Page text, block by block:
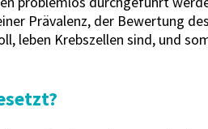
Prävalenz, der Bewertung
leben Krebszellen sind, und